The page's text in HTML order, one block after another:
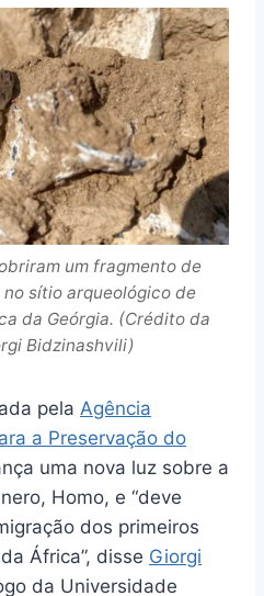
um fragmento de
sítio arqueológico de
da Geórgia. (Crédito da
Bidzinashvili)
pela Agência
a Preservação do
uma nova luz sobre a
Homo, e “deve
dos primeiros
África”, disse Giorgi
da Universidade